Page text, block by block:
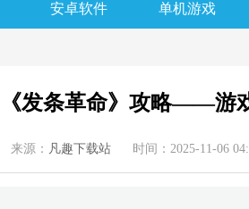
安卓软件 单机游戏
《发条革命》攻略——游
来源： 凡趣下载站 时间：2025-11-06